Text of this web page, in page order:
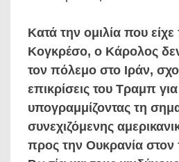
Κατά την ομιλία που
Κογκρέσο, ο Κάρολος
τον πόλεμο στο Ιράν,
επικρίσεις του Τραμπ
υπογραμμίζοντας τη
συνεχιζόμενης
προς την Ουκρανία στον